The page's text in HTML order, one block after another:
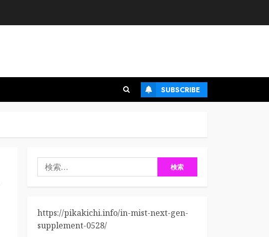
SUBSCRIBE
検
索:
https://pikakichi.info/in-mist-next-gen-
supplement-0528/